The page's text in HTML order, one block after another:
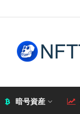
暗号資産